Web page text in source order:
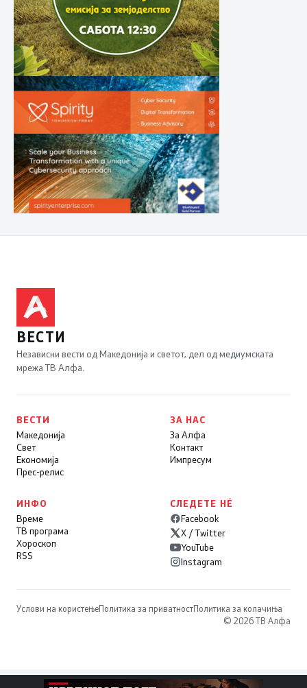
ВЕСТИ
Независни вести од Македонија и светот, дел од медиумската
мрежа ТВ Алфа.
ВЕСТИ
Македонија
Свет
Економија
Прес-релис
ЗА НАС
За Алфа
Контакт
Импресум
ИНФО
Време
ТВ програма
Хороскоп
RSS
СЛЕДЕТЕ НÉ
Facebook
X / Twitter
YouTube
Instagram
Услови на користењеПолитика за приватностПолитика за колачиња
© 2026 ТВ Алфа